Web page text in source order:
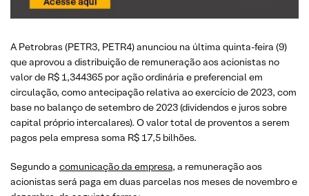
A Petrobras (PETR3, PETR4) anunciou na última quinta-feira (9)
que aprovou a distribuição de remuneração aos acionistas no
valor de R$ 1,344365 por ação ordinária e preferencial em
circulação, como antecipação relativa ao exercício de 2023, com
base no balanço de setembro de 2023 (dividendos e juros sobre
capital próprio intercalares). O valor total de proventos a serem
pagos pela empresa soma R$ 17,5 bilhões.
Segundo a comunicação da empresa, a remuneração aos
acionistas será paga em duas parcelas nos meses de novembro e